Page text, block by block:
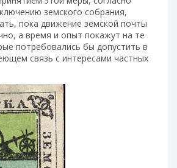
земского собрания,
пока движение земской почты
а время и опыт покажут на те
потребовались бы допустить в
связь с интересами частных